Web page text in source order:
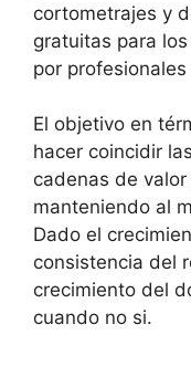
cortometrajes y
gratuitas para
por
El objetivo en
hacer coincidir
cadenas de
manteniendo al
Dado el
consistencia del
crecimiento del
cuando no si.